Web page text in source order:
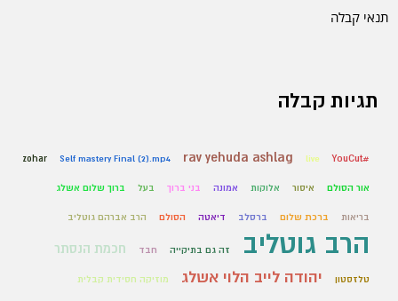
תנאי קבלה
תגיות קבלה
#YouCut
live
rav yehuda ashlag
Self mastery Final (2).mp4
zohar
אור הסולם איסור אלוקות אמונה בני ברוך בעל ברוך שלום אשלג
בריאות ברכת שלום ברסלב דיאטה הסולם הרב אברהם גוטליב
הרב גוטליב זה גם בתיקייה חבד חכמת הנסתר
טלזסטון יהודה לייב הלוי אשלג מוזיקה חסידית קבלית